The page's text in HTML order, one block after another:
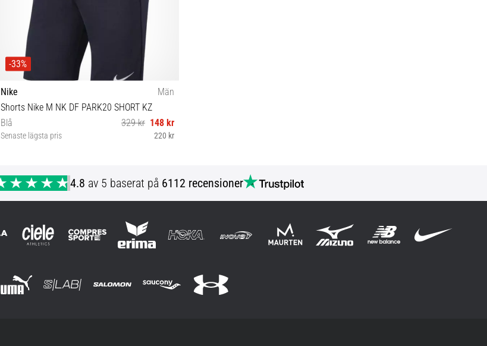
-33%
Nike
Män
Shorts Nike M NK DF PARK20 SHORT KZ
Blå
329 kr 148 kr
Senaste lägsta pris 220 kr
4.8 av 5 baserat på 6112 recensioner